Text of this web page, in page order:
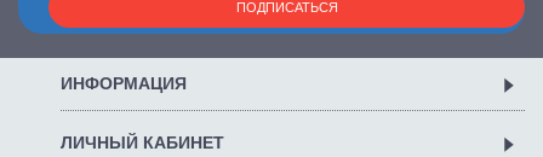
ПОДПИСАТЬСЯ
ИНФОРМАЦИЯ
ЛИЧНЫЙ КАБИНЕТ